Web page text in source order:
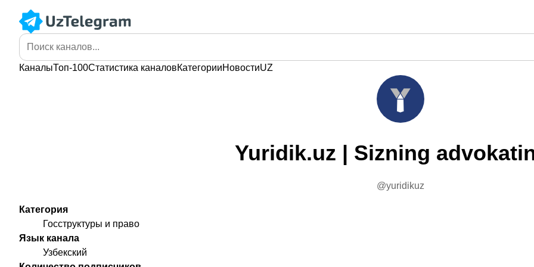
КаналыТоп-100Статистика каналовКатегорииНовостиUZ
Yuridik.uz | Sizning
@yuridikuz
Категория
Госструктуры и право
Язык канала
Узбекский